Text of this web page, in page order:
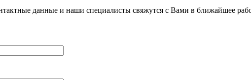
данные и наши специалисты свяжутся с Вами в ближайшее